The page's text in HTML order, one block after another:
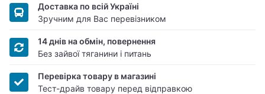
Доставка по всій Україні
Зручним для Вас перевізником
14 днів на обмін, повернення
Без зайвої тяганини і питань
Перевірка товару в магазині
Тест-драйв товару перед відправкою